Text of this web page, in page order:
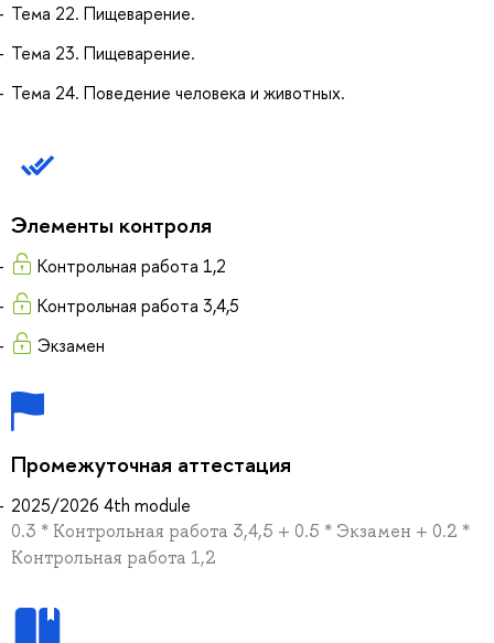
Тема 22. Пищеварение.
Тема 23. Пищеварение.
Тема 24. Поведение человека и животных.
Элементы контроля
Контрольная работа 1,2
Контрольная работа 3,4,5
Экзамен
Промежуточная аттестация
2025/2026 4th module
0.3 * Контрольная работа 3,4,5 + 0.5 * Экзамен + 0.2 *
Контрольная работа 1,2